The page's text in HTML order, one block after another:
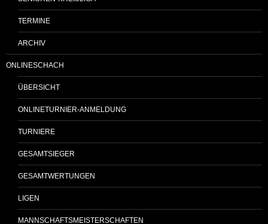
TERMINE
ARCHIV
ONLINESCHACH
ÜBERSICHT
ONLINETURNIER-ANMELDUNG
TURNIERE
GESAMTSIEGER
GESAMTWERTUNGEN
LIGEN
MANNSCHAFTSMEISTERSCHAFTEN